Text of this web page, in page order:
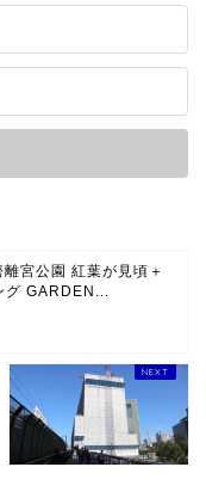
宮公園 紅葉が見頃＋
グ GARDEN...